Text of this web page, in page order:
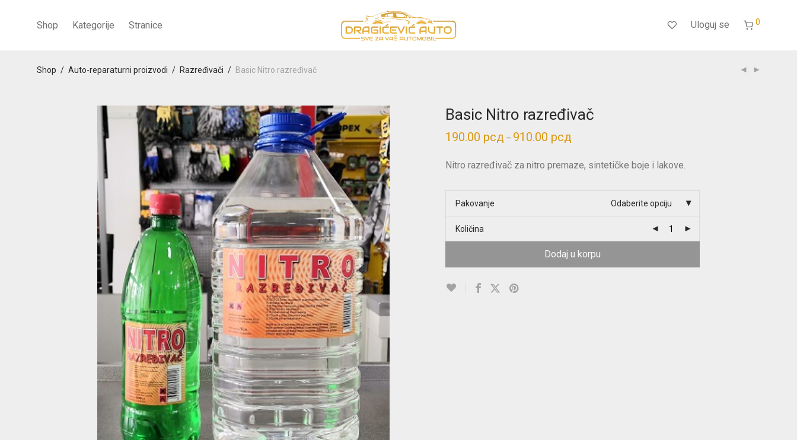
Shop Kategorije Stranice Uloguj se 0
Shop / Auto-reparaturni proizvodi / Razređivači / Basic Nitro razređivač
Basic Nitro razređivač
190.00 рсд – 910.00 рсд
190.00 рсд
до
Nitro razređivač za nitro premaze, sintetičke boje i lakove.
Pakovanje Odaberite opciju
Količina
Dodaj u korpu